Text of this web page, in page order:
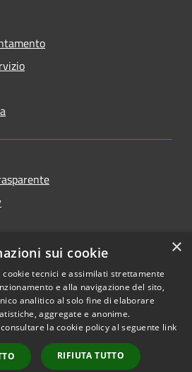
Copyright © 2026 • Comune di
Longare • Powered by
Municipium•
Accesso
×
sui cookie
tecnici e assimilati strettamente
e alla navigazione del sito,
analitico al solo fine di elaborare
aggregate e anonime.
la cookie policy al seguente link
RIFIUTA TUTTO